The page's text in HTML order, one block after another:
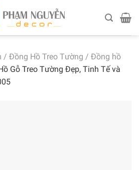
/ Đồng Hồ Treo Tường / Đồng hồ
Gỗ Treo Tường Đẹp, Tinh Tế và